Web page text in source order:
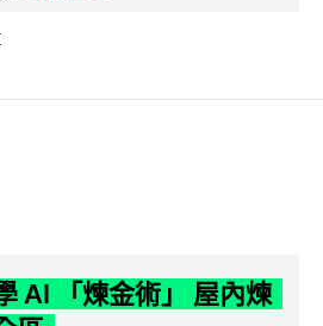
AI 「煉金術」 屋內煉